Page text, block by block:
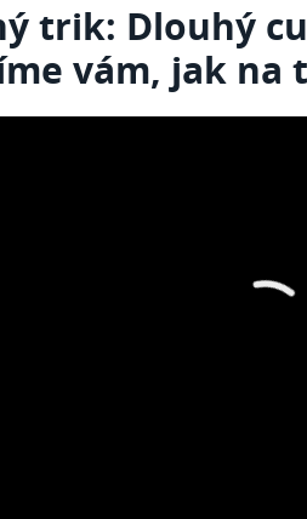
trik: Dlouhý
vám, jak na